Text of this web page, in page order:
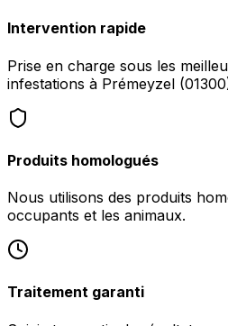
Intervention rapide
Prise en charge sous les
infestations à Prémeyzel
Produits homologués
Nous utilisons des produits
occupants et les animaux.
Traitement garanti